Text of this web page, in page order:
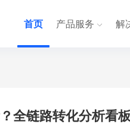
首页 产品服务 解
全链路转化分析看